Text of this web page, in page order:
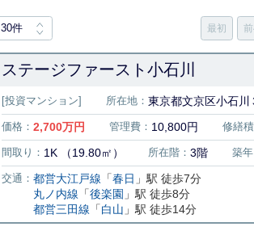
30件 最初
ステージファースト小石川
[投資マンション] 所在地： 東京都文京区小石川
価格： 2,700万円 管理費： 10,800円 修繕
間取り： 1K （19.80㎡） 所在階： 3階 築年
交通： 都営大江戸線 「春日 」駅 徒歩7分
丸ノ内線 「後楽園 」駅 徒歩8分
都営三田線 「白山 」駅 徒歩14分